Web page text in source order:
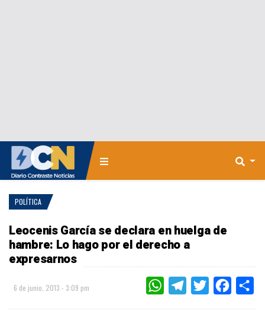
POLÍTICA
Leocenis García se declara en huelga de
hambre: Lo hago por el derecho a
expresarnos
6 de junio, 2013 - 3:09 pm WHATSAPPTELEGRAMTWITTER